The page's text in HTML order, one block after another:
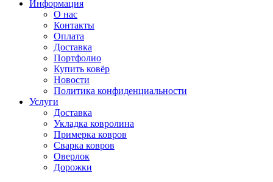
Информация
О нас
Контакты
Оплата
Доставка
Портфолио
Купить ковёр
Новости
Политика конфиденциальности
Услуги
Доставка
Укладка ковролина
Примерка ковров
Сварка ковров
Оверлок
Дорожки